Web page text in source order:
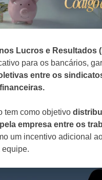
Lucros e Resultados
para os bancários,
entre os
tem como objetivo
empresa entre os
um incentivo adicional
equipe.